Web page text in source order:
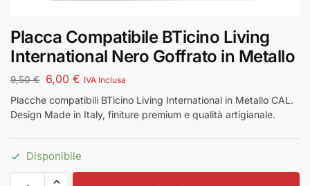
Placca Compatibile BTicino Living
International Nero Goffrato in Metallo
9,50€ 6,00 € IVA Inclusa
Placche compatibili BTicino Living International in Metallo CAL.
Design Made in Italy, finiture premium e qualità artigianale.
Disponibile